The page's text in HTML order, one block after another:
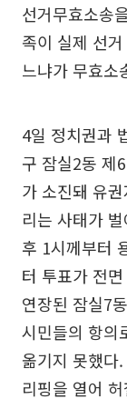
선거무효소송
족이 실제 선
느냐가 무효소
4일 정치권과
구 잠실2동 제
가 소진돼 유
리는 사태가
후 1시께부터
터 투표가 전
연장된 잠실7
시민들의 항의
옮기지 못했다
리핑을 열어